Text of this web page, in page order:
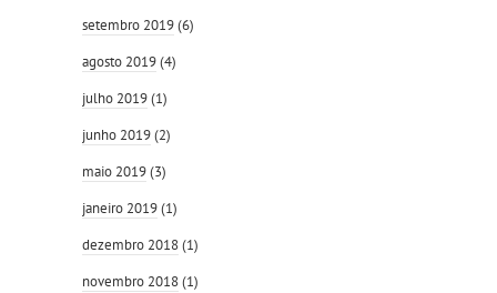
setembro 2019(6)
agosto 2019(4)
julho 2019(1)
junho 2019(2)
maio 2019(3)
janeiro 2019(1)
dezembro 2018(1)
novembro 2018(1)